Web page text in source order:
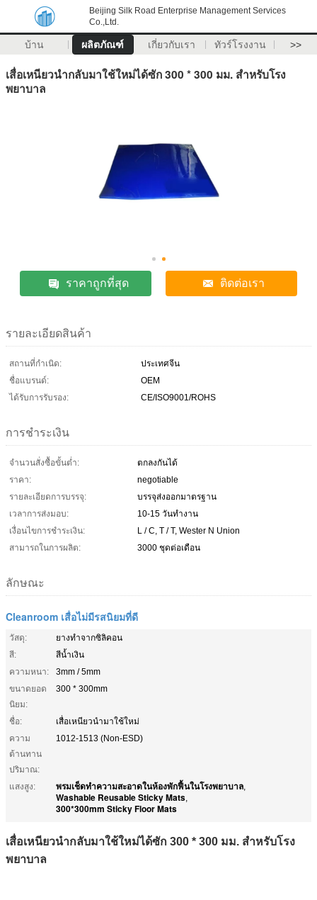
Beijing Silk Road Enterprise Management Services
Co.,Ltd.
บ้าน ผลิตภัณฑ์ เกี่ยวกับเรา ทัวร์โรงงาน >>
เสื่อเหนียวนำกลับมาใช้ใหม่ได้ซัก 300 * 300 มม. สำหรับโรง
พยาบาล
ราคาถูกที่สุด ติดต่อเรา
รายละเอียดสินค้า
สถานที่กำเนิด:
ประเทศจีน
ชื่อแบรนด์:
OEM
ได้รับการรับรอง:
CE/ISO9001/ROHS
การชำระเงิน
จำนวนสั่งซื้อขั้นต่ำ:
ตกลงกันได้
ราคา:
negotiable
รายละเอียดการบรรจุ:
บรรจุส่งออกมาตรฐาน
เวลาการส่งมอบ:
10-15 วันทำงาน
เงื่อนไขการชำระเงิน:
L / C, T / T, Wester N Union
สามารถในการผลิต:
3000 ชุดต่อเดือน
ลักษณะ
Cleanroom เสื่อไม่มีรสนิยมที่ดี
วัสดุ:
ยางทำจากซิลิคอน
สี:
สีน้ำเงิน
ความหนา:
3mm / 5mm
ขนาดยอด
นิยม:
300 * 300mm
ชื่อ:
เสื่อเหนียวนำมาใช้ใหม่
ความ
ต้านทาน
ปริมาณ:
1012-1513 (Non-ESD)
แสงสูง: พรมเช็ดทำความสะอาดในห้องพักฟื้นในโรงพยาบาล,
Washable Reusable Sticky Mats,
300*300mm Sticky Floor Mats
เสื่อเหนียวนำกลับมาใช้ใหม่ได้ซัก 300 * 300 มม. สำหรับโรง
พยาบาล